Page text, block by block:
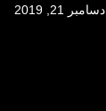
دسامبر 21, 2019